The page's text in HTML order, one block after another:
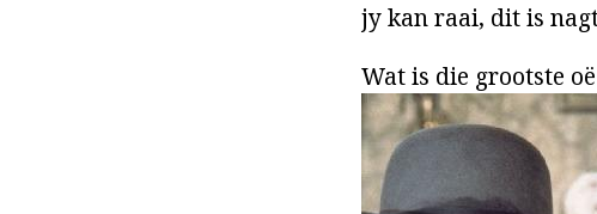
jy kan raai, dit is
Wat is die grootste